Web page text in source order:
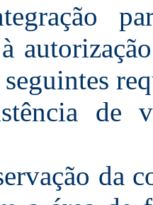
de
da